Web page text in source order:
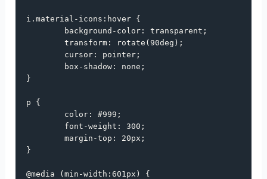
i .material-icons : hover {
background-color : transparent ;
transform : rotate (90deg );
cursor : pointer ;
box-shadow : none ;
}
p {
color : #999 ;
font-weight : 300 ;
margin-top : 20px ;
}
@media (min-width :601px ) {